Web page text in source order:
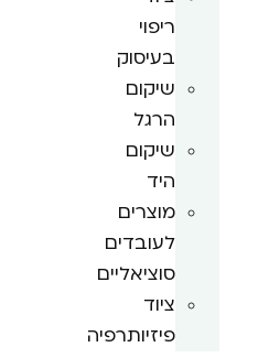
ריפוי
בעיסוק
שיקום
הרגל
שיקום
היד
מוצרים
לעובדים
סוציאליים
ציוד
פיזיותרפיה